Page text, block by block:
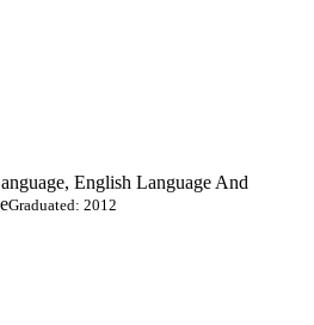
English Language And
Graduated: 2012